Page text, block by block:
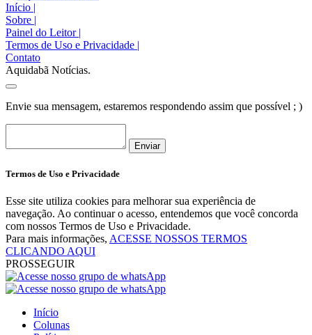
Início |
Sobre |
Painel do Leitor |
Termos de Uso e Privacidade |
Contato
Aquidabã Notícias.
Envie sua mensagem, estaremos respondendo assim que possível ; )
Enviar
Termos de Uso e Privacidade
Esse site utiliza cookies para melhorar sua experiência de
navegação. Ao continuar o acesso, entendemos que você concorda
com nossos Termos de Uso e Privacidade.
Para mais informações, ACESSE NOSSOS TERMOS
CLICANDO AQUI
PROSSEGUIR
Início
Colunas